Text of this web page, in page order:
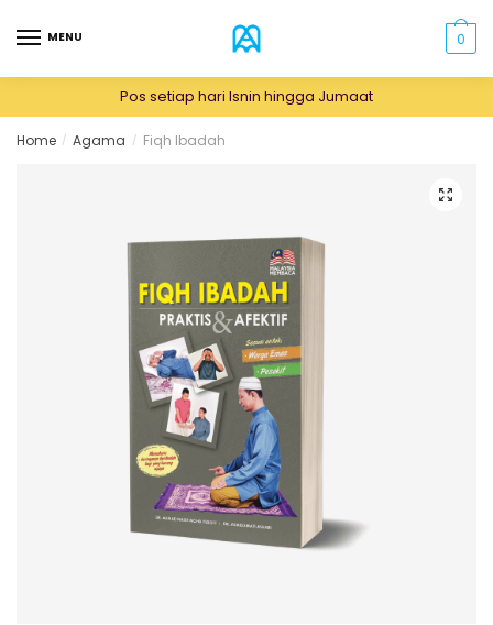
MENU 0
Pos setiap hari Isnin hingga Jumaat
Home / Agama / Fiqh Ibadah
🔍